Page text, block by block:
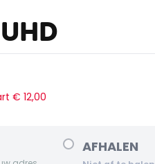
€ 12,00
AFHALEN